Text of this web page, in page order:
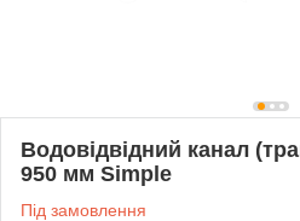
Водовідвідний канал
950 мм Simple
Під замовлення